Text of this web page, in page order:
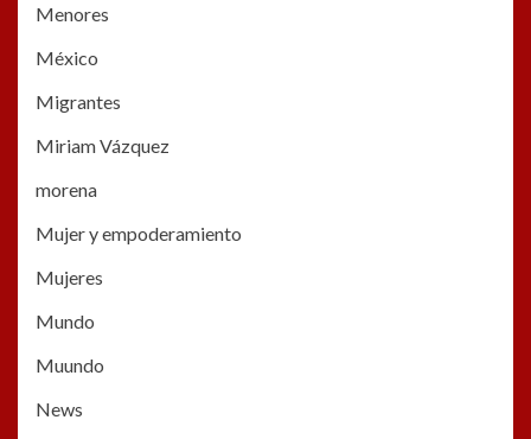
Menores
México
Migrantes
Miriam Vázquez
morena
Mujer y empoderamiento
Mujeres
Mundo
Muundo
News